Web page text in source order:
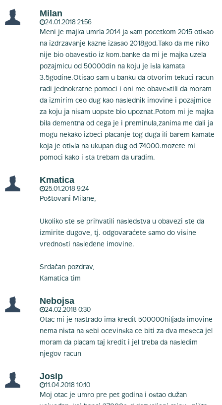
Milan
24.01.2018 21:56
Meni je majka umrla 2014 ja sam pocetkom 2015 otisao
na izdrzavanje kazne izasao 2018god.Tako da me niko
nije bio obavestio iz kom.banke da mi je majka uzela
pozajmicu od 50000din na koju je isla kamata
3.5godine.Otisao sam u banku da otvorim tekuci racun
radi jednokratne pomoci i oni me obavestili da moram
da izmirim ceo dug kao naslednik imovine i pozajmice
za koju ja nisam uopste bio upoznat.Potom mi je majka
bila dementna od cega je i preminula,zanima me dali ja
mogu nekako izbeci placanje tog duga ili barem kamate
koja je otisla na ukupan dug od 74000.mozete mi
pomoci kako i sta trebam da uradim.
Kmatica
25.01.2018 9:24
Poštovani Milane,
Ukoliko ste se prihvatili nasledstva u obavezi ste da
izmirite dugove, tj. odgovaraćete samo do visine
vrednosti nasleđene imovine.
Srdačan pozdrav,
Kamatica tim
Nebojsa
24.02.2018 0:30
Otac mi je nastrado ima kredit 500000hiljada imovine
nema nista na sebi ocevinska ce biti za dva meseca jel
moram da placam taj kredit i jel treba da nasledim
njegov racun
Josip
11.04.2018 10:10
Moj otac je umro pre pet godina i ostao dužan